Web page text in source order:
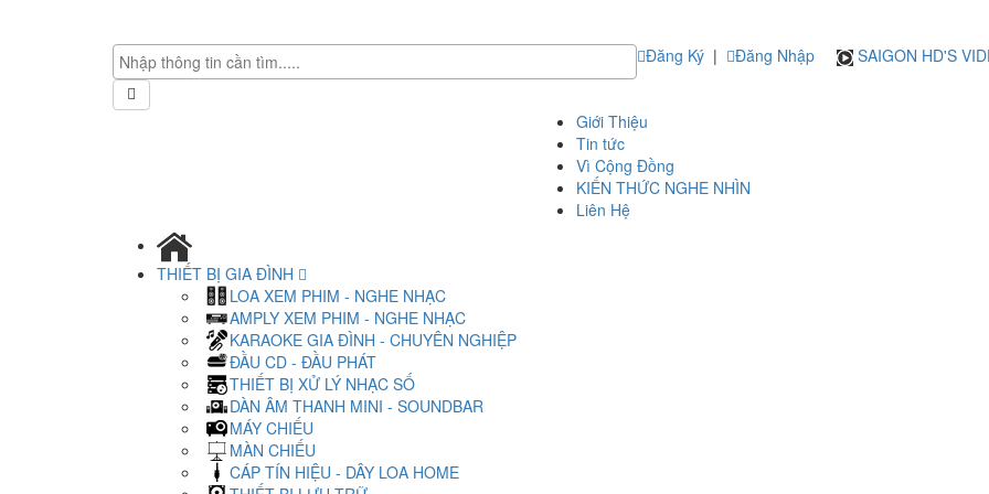
Đăng Ký | Đăng Nhập SAIGON HD'S
Giới Thiệu
Tin tức
Vì Cộng Đồng
KIẾN THỨC NGHE NHÌN
Liên Hệ
THIẾT BỊ GIA ĐÌNH
LOA XEM PHIM - NGHE NHẠC
AMPLY XEM PHIM - NGHE NHẠC
KARAOKE GIA ĐÌNH - CHUYÊN NGHIỆP
ĐẦU CD - ĐẦU PHÁT
THIẾT BỊ XỬ LÝ NHẠC SỐ
DÀN ÂM THANH MINI - SOUNDBAR
MÁY CHIẾU
MÀN CHIẾU
CÁP TÍN HIỆU - DÂY LOA HOME